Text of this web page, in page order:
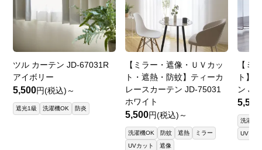
ツル カーテン JD-67031R
アイボリー
5,500円(税込)～
遮光1級 洗濯機OK 防炎
【ミラー・遮像・ＵＶカッ
ト・遮熱・防蚊】ティーカ
レースカーテン JD-75031
ホワイト
5,500円(税込)～
洗濯機OK 防蚊 遮熱
ミラー
UVカット
遮像
【ミ
ト】
ン
5,500
洗濯機
UVカッ